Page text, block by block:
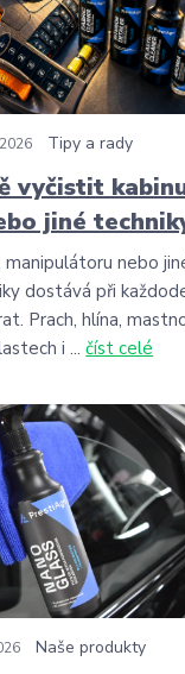
Tipy a rady
vyčistit
jiné
nebo
dostává při
Prach, hlína,
i ...číst celé
Naše produkty